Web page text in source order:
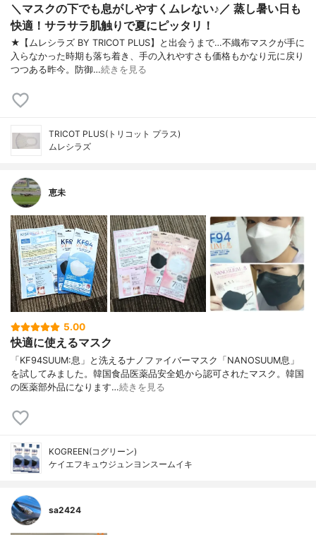
＼マスクの下でも息がしやすくムレない♪／ 蒸し暑い日も
快適！サラサラ肌触りで夏にピッタリ！
★【ムレシラズ BY TRICOT PLUS】と出会うまで…不織布マスクが手に
入らなかった時期も落ち着き、手の入れやすさも価格もかなり元に戻り
つつある昨今。防御…続きを見る
TRICOT PLUS(トリコット プラス)
ムレシラズ
恵未
5.00
快適に使えるマスク
「KF94SUUM:息」と洗えるナノファイバーマスク「NANOSUUM息」
を試してみました。韓国食品医薬品安全処から認可されたマスク。韓国
の医薬部外品になります…続きを見る
KOGREEN(コグリーン)
ケイエフキュウジュンヨンスームイキ
sa2424